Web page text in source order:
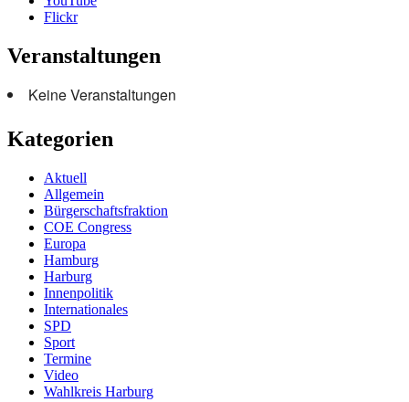
Flickr
Veranstaltungen
Keine Veranstaltungen
Kategorien
Aktuell
Allgemein
Bürgerschaftsfraktion
COE Congress
Europa
Hamburg
Harburg
Innenpolitik
Internationales
SPD
Sport
Termine
Video
Wahlkreis Harburg